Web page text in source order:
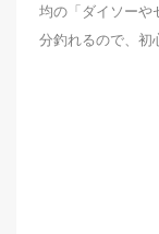
均の「ダイソーや
分釣れるので、初